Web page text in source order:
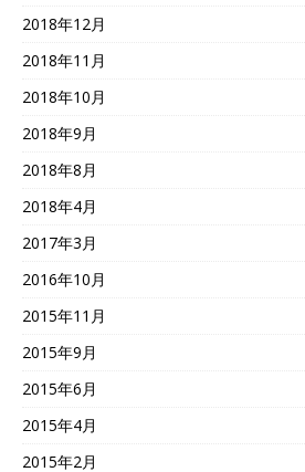
2018年12月
2018年11月
2018年10月
2018年9月
2018年8月
2018年4月
2017年3月
2016年10月
2015年11月
2015年9月
2015年6月
2015年4月
2015年2月